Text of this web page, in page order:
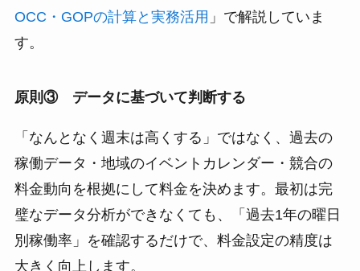
OCC・GOPの計算と実務活用 」で解説していま
す。
原則③ データに基づいて判断する
「なんとなく週末は高くする」ではなく、過去の
稼働データ・地域のイベントカレンダー・競合の
料金動向を根拠にして料金を決めます。最初は完
璧なデータ分析ができなくても、「過去1年の曜日
別稼働率」を確認するだけで、料金設定の精度は
大きく向上します。